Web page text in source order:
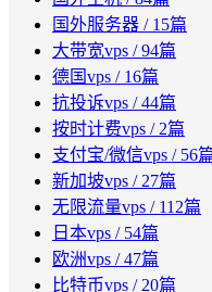
国外服务器 / 15篇
大带宽vps / 94篇
德国vps / 16篇
抗投诉vps / 44篇
按时计费vps / 2篇
支付宝/微信vps / 56
新加坡vps / 27篇
无限流量vps / 112篇
日本vps / 54篇
欧洲vps / 47篇
比特币vps / 20篇